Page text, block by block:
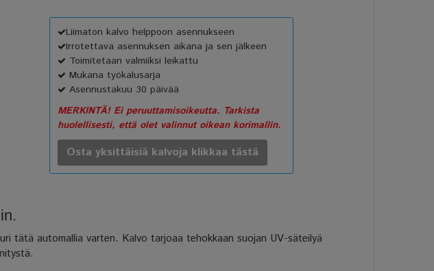
Liimaton kalvo helppoon asennukseen
Irrotettava asennuksen aikana ja sen jälkeen
Toimitetaan valmiiksi leikattu
Mukana työkalusarja
Asennustakuu 30 päivää
MERKINTÄ! Ei peruuttamisoikeutta. Tarkista
huolellisesti, että olet valinnut oikean korimallin.
Osta yksittäisiä kalvoja klikkaa tästä
tätä automallia varten. Kalvo tarjoaa tehokkaan suojan UV-säteilyä